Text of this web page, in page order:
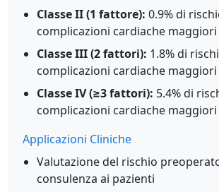
Classe II (1 fattore): 0.9% di
complicazioni cardiache maggiori
Classe III (2 fattori): 1.8% di
complicazioni cardiache maggiori
Classe IV (≥3 fattori): 5.4% di
complicazioni cardiache maggiori
Applicazioni Cliniche
Valutazione del rischio
consulenza ai pazienti